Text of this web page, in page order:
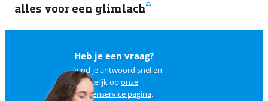
alles voor een glimlach
Heb je een vraag?
Vind je antwoord snel en
makkelijk oponze
klantenservice pagina.